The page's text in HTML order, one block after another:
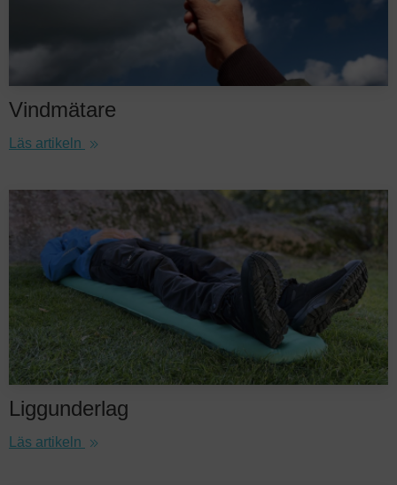
Vindmätare
Läs artikeln
Liggunderlag
Läs artikeln